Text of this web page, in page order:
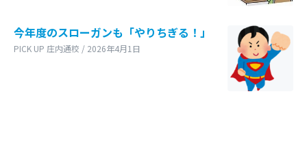
今年度のスローガンも「やりちぎる！」
PICK UP 庄内通校 / 2026年4月1日